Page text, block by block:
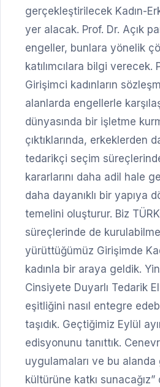
gerçekleştirilecek Kadın-
yer alacak. Prof. Dr. Açık
engeller, bunlara yönelik
katılımcılara bilgi verecek.
Girişimci kadınların
alanlarda engellerle
dünyasında bir işletme
çıktıklarında, erkeklerden
tedarikçi seçim
kararlarını daha adil hale
daha dayanıklı bir
temelini oluşturur. Biz
süreçlerinde de
yürüttüğümüz Girişimde
kadınla bir araya geldik.
Cinsiyete Duyarlı Tedarik
eşitliğini nasıl entegre
taşıdık. Geçtiğimiz Eylül
edisyonunu tanıttık.
uygulamaları ve bu
kültürüne katkı sunacağız”